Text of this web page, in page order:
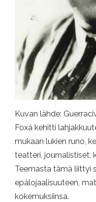
Kuvan lähde:
Foxá kehitti
mukaan lukien runo,
teatteri, journalistiset,
Teemasta tämä liittyi
epälojaalisuuteen,
kokemuksiinsa.